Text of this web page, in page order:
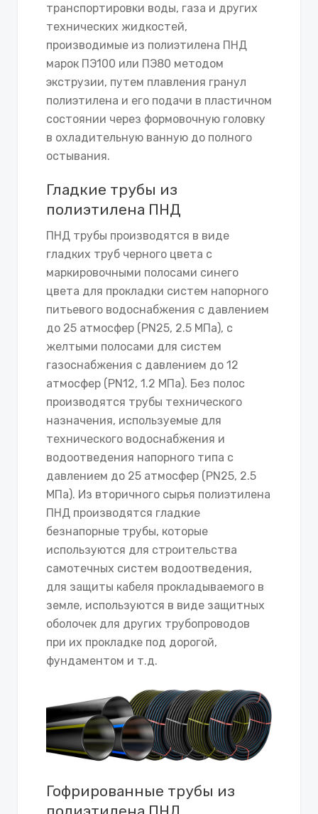
транспортировки воды, газа и других
технических жидкостей,
производимые из полиэтилена ПНД
марок ПЭ100 или ПЭ80 методом
экструзии, путем плавления гранул
полиэтилена и его подачи в пластичном
состоянии через формовочную головку
в охладительную ванную до полного
остывания.
Гладкие трубы из
полиэтилена ПНД
ПНД трубы производятся в виде
гладких труб черного цвета с
маркировочными полосами синего
цвета для прокладки систем напорного
питьевого водоснабжения с давлением
до 25 атмосфер (PN25, 2.5 МПа), с
желтыми полосами для систем
газоснабжения с давлением до 12
атмосфер (PN12, 1.2 МПа). Без полос
производятся трубы технического
назначения, используемые для
технического водоснабжения и
водоотведения напорного типа с
давлением до 25 атмосфер (PN25, 2.5
МПа). Из вторичного сырья полиэтилена
ПНД производятся гладкие
безнапорные трубы, которые
используются для строительства
самотечных систем водоотведения,
для защиты кабеля прокладываемого в
земле, используются в виде защитных
оболочек для других трубопроводов
при их прокладке под дорогой,
фундаментом и т.д.
Гофрированные трубы из